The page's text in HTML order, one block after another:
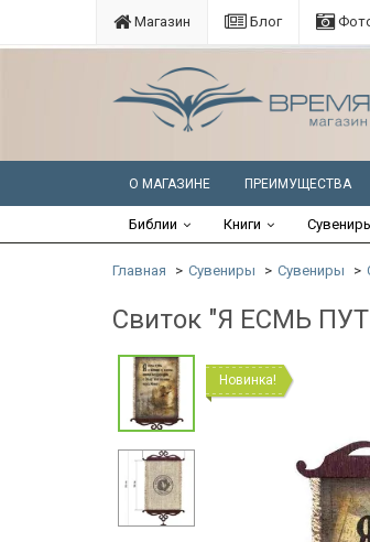
Магазин Блог
О МАГАЗИНЕ ПРЕИМУЩЕСТВА
Библии Книги
Главная Сувениры Сувениры
Свиток "Я ЕСМЬ
Новинка!